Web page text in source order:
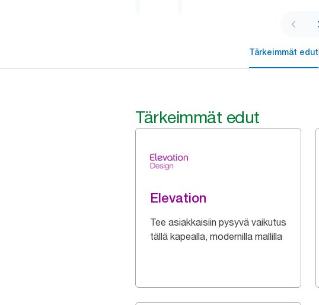
Tärkeimmät edut
Tärkeimmät edut
Elevation
Tee asiakkaisiin pysyvä vaikutus
tällä kapealla, modernilla mallilla